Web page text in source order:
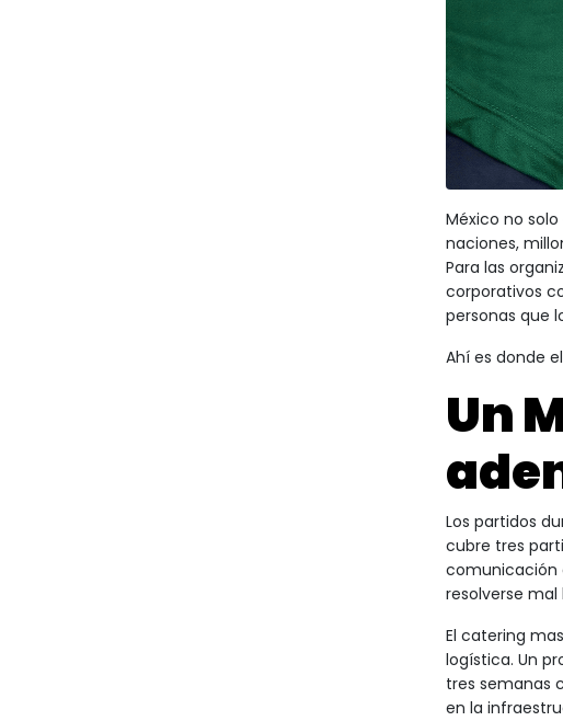
México no solo
naciones,
Para las
corporativos
personas que
Ahí es donde
Un
Los partidos
cubre tres
comunicación
resolverse
El catering
logística. Un
tres semanas
en la